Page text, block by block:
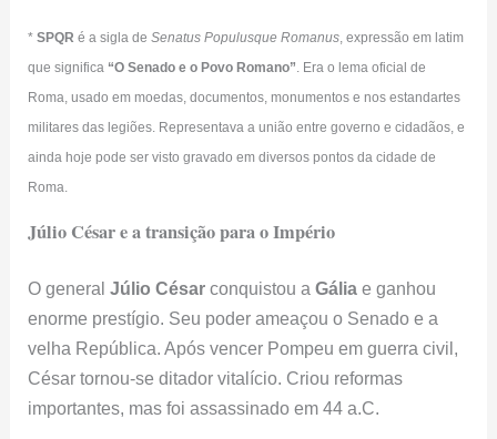
*SPQR é a sigla deSenatus Populusque Romanus, expressão em latim
que significa “O Senado e o Povo Romano”. Era o lema oficial de
Roma, usado em moedas, documentos, monumentos e nos estandartes
militares das legiões. Representava a união entre governo e cidadãos, e
ainda hoje pode ser visto gravado em diversos pontos da cidade de
Roma.
Júlio César e a transição para o Império
O generalJúlio César conquistou aGália e ganhou
enorme prestígio. Seu poder ameaçou o Senado e a
velha República. Após vencer Pompeu em guerra civil,
César tornou-se ditador vitalício. Criou reformas
importantes, mas foi assassinado em 44 a.C.